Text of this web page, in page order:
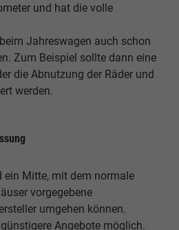
und hat die volle
Jahreswagen auch schon
Zum Beispiel sollte dann eine
die Abnutzung der Räder und
werden.
ein Mitte, mit dem normale
vorgegebene
umgehen können.
Angebote möglich.